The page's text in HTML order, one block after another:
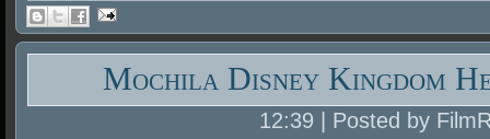
Mochila Disney Kingdom
12:39 | Posted by